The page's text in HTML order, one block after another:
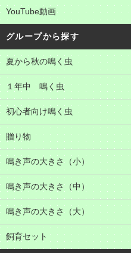
YouTube動画
グループから探す
夏から秋の鳴く虫
１年中 鳴く虫
初心者向け鳴く虫
贈り物
鳴き声の大きさ（小）
鳴き声の大きさ（中）
鳴き声の大きさ（大）
飼育セット